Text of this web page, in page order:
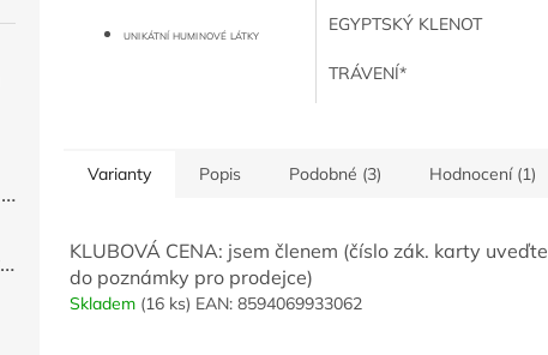
Energy Ruticelit Professional 500 ml
Energy Regalen 30 ml + Protektin 50 ml (POUZE PRO ČLENY)
UNIKÁTNÍ HUMINOVÉ LÁTKY
EGYPTSKÝ KLENOT
TRÁVENÍ*
Varianty Popis Podobné (3) Hodnocení (1)
KLUBOVÁ CENA: jsem členem (číslo zák. karty uveďte
do poznámky pro prodejce)
Skladem (16 ks) EAN: 8594069933062